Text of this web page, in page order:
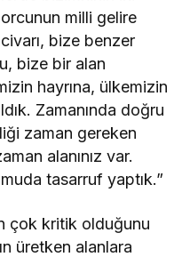
milli gelire
bize benzer
bize bir alan
hayrına, ülkemizin
Zamanında doğru
zaman gereken
alanınız var.
tasarruf yaptık.”
çok kritik olduğunu
üretken alanlara